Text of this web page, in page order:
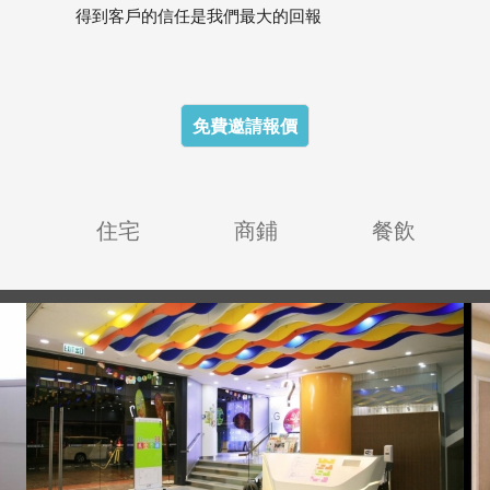
得到客戶的信任是我們最大的回報
免費邀請報價
住宅 商鋪 餐飲